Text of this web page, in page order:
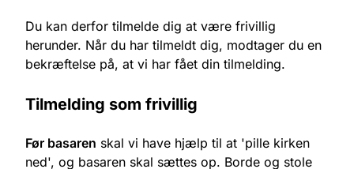
Du kan derfor tilmelde dig at være frivillig
herunder. Når du har tilmeldt dig, modtager du en
bekræftelse på, at vi har fået din tilmelding.
Tilmelding som frivillig
Før basaren skal vi have hjælp til at 'pille kirken
ned', og basaren skal sættes op. Borde og stole